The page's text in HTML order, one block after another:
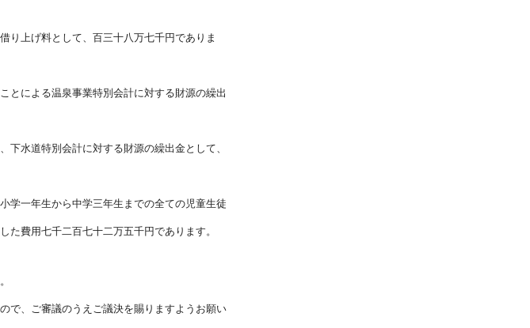
り上げ料として、百三十八万七千円でありま
とによる温泉事業特別会計に対する財源の繰出
水道特別会計に対する財源の繰出金として、
学一年生から中学三年生までの全ての児童生徒
費用七千二百七十二万五千円であります。
で、ご審議のうえご議決を賜りますようお願い